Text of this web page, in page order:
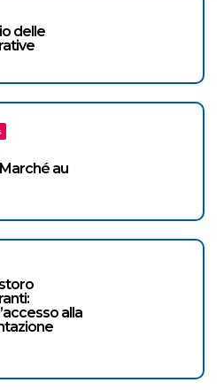
delle
au
alla